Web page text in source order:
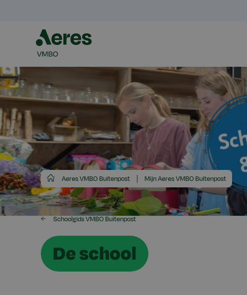
Aeres
VMBO
Aeres VMBO Buitenpost Mijn Aeres VMBO Buitenpost
Schoolgids VMBO Buitenpost
De school